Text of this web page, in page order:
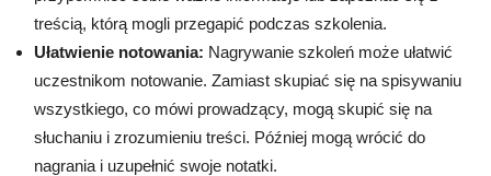
treścią, którą mogli przegapić podczas szkolenia.
Ułatwienie notowania: Nagrywanie szkoleń może ułatwić
uczestnikom notowanie. Zamiast skupiać się na spisywaniu
wszystkiego, co mówi prowadzący, mogą skupić się na
słuchaniu i zrozumieniu treści. Później mogą wrócić do
nagrania i uzupełnić swoje notatki.